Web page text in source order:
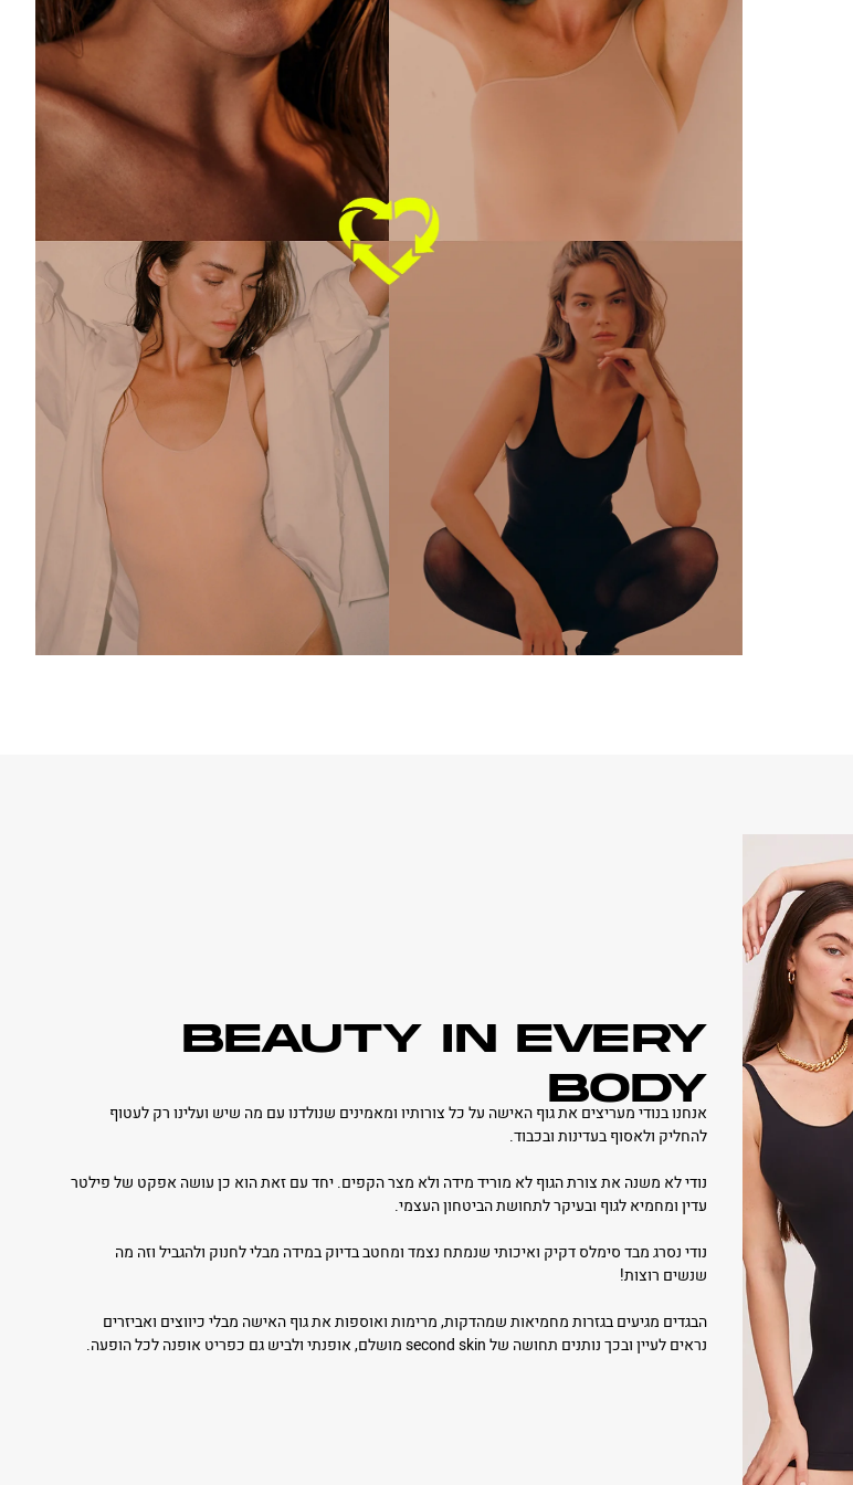
BEAUTY IN EVERY
BODY
אנחנו בנודי מעריצים את גוף האישה על כל צורותיו ומאמינים שנולדנו עם מה שיש ועלינו רק לעטוף
להחליק ולאסוף בעדינות ובכבוד.
נודי לא משנה את צורת הגוף לא מוריד מידה ולא מצר הקפים. יחד עם זאת הוא כן עושה אפקט של פילטר
עדין ומחמיא לגוף ובעיקר לתחושת הביטחון העצמי.
נודי נסרג מבד סימלס דקיק ואיכותי שנמתח נצמד ומחטב בדיוק במידה מבלי לחנוק ולהגביל וזה מה
שנשים רוצות!
הבגדים מגיעים בגזרות מחמיאות שמהדקות, מרימות ואוספות את גוף האישה מבלי כיווצים ואביזרים
נראים לעיין ובכך נותנים תחושה של second skin מושלם, אופנתי ולביש גם כפריט אופנה לכל הופעה.